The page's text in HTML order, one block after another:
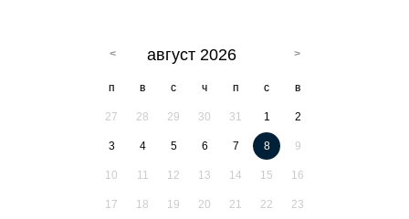
август 2026
п в с ч п с в
27 28 29 30 31 1 2
3 4 5 6 7 8 9
10 11 12 13 14 15 16
17 18 19 20 21 22 23